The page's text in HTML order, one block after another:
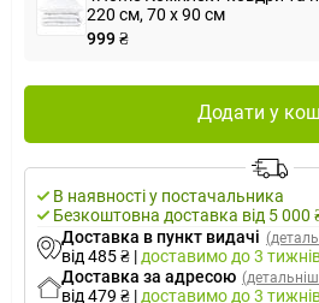
220 см, 70 x 90 см
999 ₴
Додати у
В наявності у постачальника
Безкоштовна доставка від 5 000
Доставка в пункт видачі
від 485 ₴ | доставимо до 3
Доставка за адресою
від 479 ₴ | доставимо до 3